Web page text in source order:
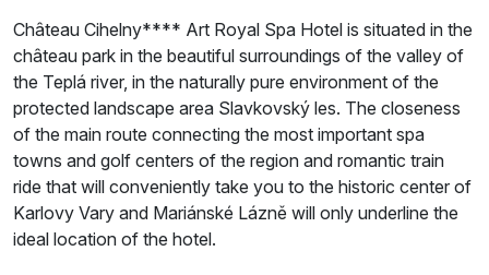
Château Cihelny**** Art Royal Spa Hotel is situated in the
château park in the beautiful surroundings of the valley of
the Teplá river, in the naturally pure environment of the
protected landscape area Slavkovský les. The closeness
of the main route connecting the most important spa
towns and golf centers of the region and romantic train
ride that will conveniently take you to the historic center of
Karlovy Vary and Mariánské Lázně will only underline the
ideal location of the hotel.